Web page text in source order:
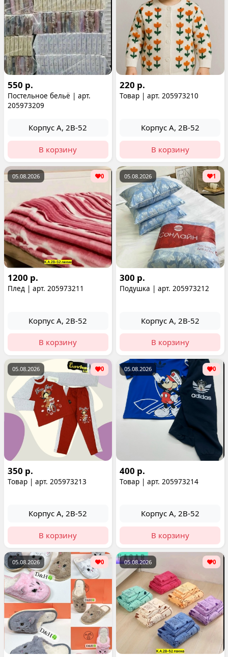
550 р.
Постельное бельё | арт.
205973209
Корпус А, 2В-52
В корзину
220 р.
Товар | арт. 205973210
Корпус А, 2В-52
В корзину
05.08.2026 0
1200 р.
Плед | арт. 205973211
Корпус А, 2В-52
В корзину
05.08.2026 1
300 р.
Подушка | арт. 205973212
Корпус А, 2В-52
В корзину
05.08.2026 0
350 р.
Товар | арт. 205973213
Корпус А, 2В-52
В корзину
05.08.2026 0
400 р.
Товар | арт. 205973214
Корпус А, 2В-52
В корзину
05.08.2026 0 05.08.2026 0